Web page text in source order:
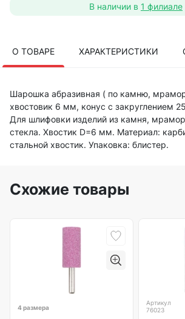
В наличии в 1 филиале
О ТОВАРЕ ХАРАКТЕРИСТИКИ
Шарошка абразивная ( по камню,
хвостовик 6 мм, конус с закруглением
Для шлифовки изделий из камня,
стекла. Хвостик D=6 мм. Материал:
стальной хвостик. Упаковка: блистер.
Схожие товары
4 размера
Артикул
76023